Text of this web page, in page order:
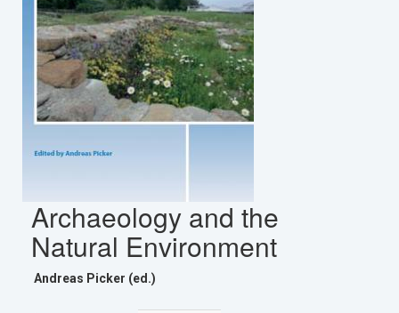
Archaeology and the
Natural Environment
Andreas Picker (ed.)